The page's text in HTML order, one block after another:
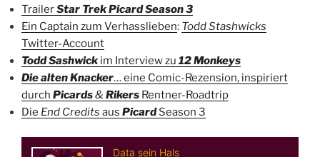
TrailerStar Trek Picard Season 3
Ein Captain zum Verhasslieben: Todd Stashwicks
Twitter-Account
Todd Sashwick im Interview zu 12 Monkeys
Die alten Knacker… eine Comic-Rezension, inspiriert
durch Picards& Rikers Rentner-Roadtrip
Die End Credits aus PicardSeason 3